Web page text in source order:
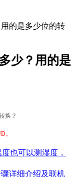
的是多少位的转
少？用的是
换？
。
也可以测湿度，
详细介绍及联机